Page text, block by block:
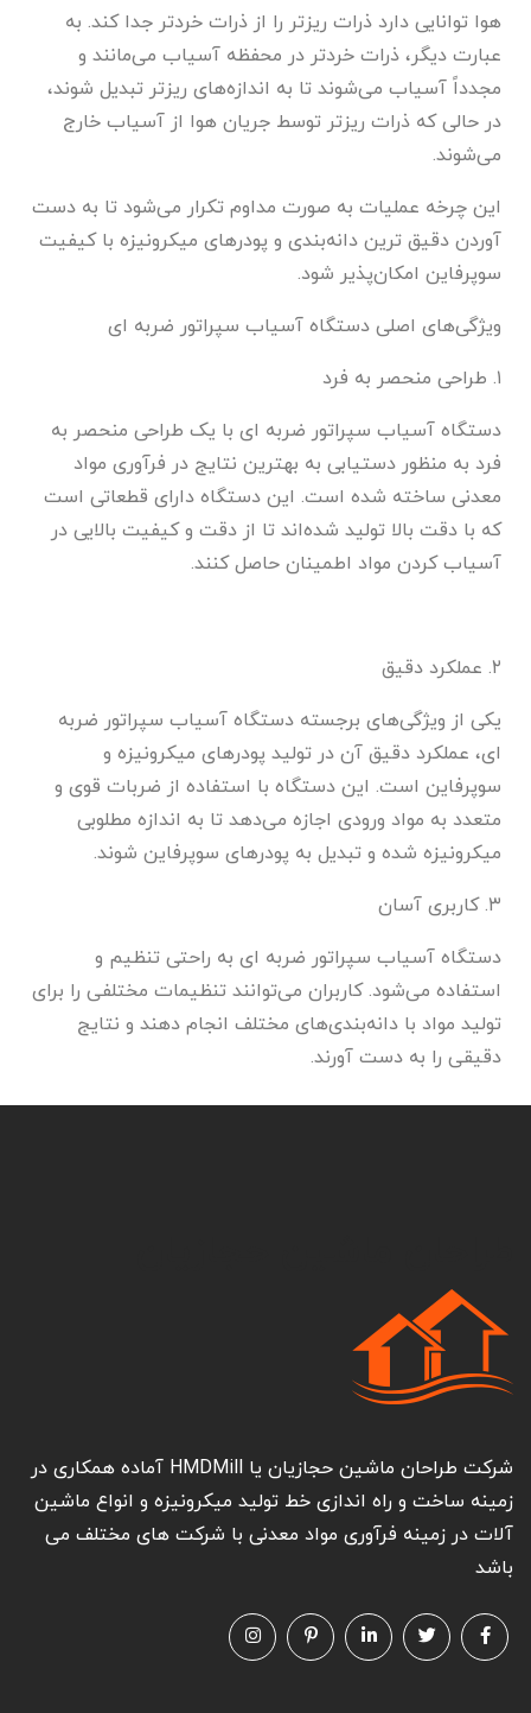
هوا توانایی دارد ذرات ریزتر را از ذرات خردتر جدا کند. به
عبارت دیگر، ذرات خردتر در محفظه آسیاب می‌مانند و
مجدداً آسیاب می‌شوند تا به اندازه‌های ریزتر تبدیل شوند،
در حالی که ذرات ریزتر توسط جریان هوا از آسیاب خارج
می‌شوند.
این چرخه عملیات به صورت مداوم تکرار می‌شود تا به دست
آوردن دقیق ترین دانه‌بندی و پودرهای میکرونیزه با کیفیت
سوپرفاین امکان‌پذیر شود.
ویژگی‌های اصلی دستگاه آسیاب سپراتور ضربه ای
۱. طراحی منحصر به فرد
دستگاه آسیاب سپراتور ضربه ای با یک طراحی منحصر به
فرد به منظور دستیابی به بهترین نتایج در فرآوری مواد
معدنی ساخته شده است. این دستگاه دارای قطعاتی است
که با دقت بالا تولید شده‌اند تا از دقت و کیفیت بالایی در
آسیاب کردن مواد اطمینان حاصل کنند.
۲. عملکرد دقیق
یکی از ویژگی‌های برجسته دستگاه آسیاب سپراتور ضربه
ای، عملکرد دقیق آن در تولید پودرهای میکرونیزه و
سوپرفاین است. این دستگاه با استفاده از ضربات قوی و
متعدد به مواد ورودی اجازه می‌دهد تا به اندازه مطلوبی
میکرونیزه شده و تبدیل به پودرهای سوپرفاین شوند.
۳. کاربری آسان
دستگاه آسیاب سپراتور ضربه ای به راحتی تنظیم و
استفاده می‌شود. کاربران می‌توانند تنظیمات مختلفی را برای
تولید مواد با دانه‌بندی‌های مختلف انجام دهند و نتایج
دقیقی را به دست آورند.
شرکت طراحان ماشین حجازیان یا HMDMill آماده همکاری در
زمینه ساخت و راه اندازی خط تولید میکرونیزه و انواع ماشین
آلات در زمینه فرآوری مواد معدنی با شرکت های مختلف می
باشد